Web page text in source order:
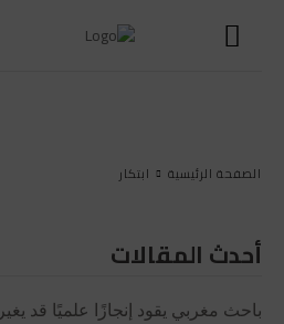
الصفحة الرئيسية ابتكار
أحدث المقالات
باحث مغربي يقود إنجازًا علميًا قد